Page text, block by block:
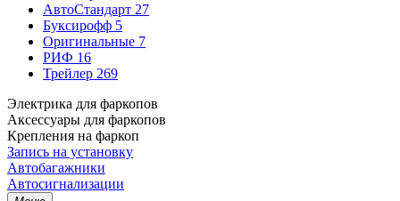
АвтоСтандарт 27
Буксирофф 5
Оригинальные 7
РИФ 16
Трейлер 269
Электрика для фаркопов
Аксессуары для фаркопов
Крепления на фаркоп
Запись на установку
Автобагажники
Автосигнализации